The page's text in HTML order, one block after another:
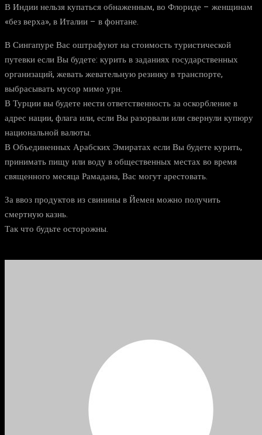
В Индии нельзя купаться обнаженным, во Флориде – женщинам
«без верха», в Италии – в фонтане.
В Сингапуре Вас оштрафуют на стоимость туристической
путевки если Вы будете: курить в заданиях государственных
организаций, жевать жевательную резинку в транспорте,
выбрасывать мусор мимо урн.
В Турции вы будете нести ответственность за оскорбление в
адрес нации, флага или, если Вы разорвали или свернули купюру
национальной валюты.
В Объединенных Арабских Эмиратах если Вы будете курить,
принимать пищу или воду в общественных местах во время
священного месяца Рамадана, Вас могут арестовать.
За ввоз продуктов из свинины в Йемен можно получить
смертную казнь.
Так что будьте осторожны.